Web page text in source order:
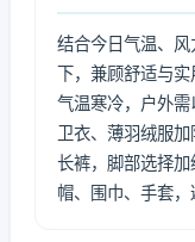
结合今日气温、
下，兼顾舒适与实
气温寒冷，户外
卫衣、薄羽绒服
长裤，脚部选择
帽、围巾、手套，